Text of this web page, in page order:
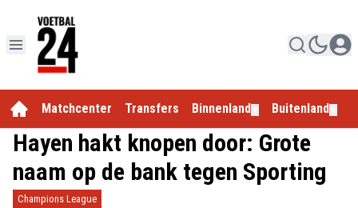
Matchcenter Transfers Binnenland Buitenland
Hayen hakt knopen door: Grote
naam op de bank tegen Sporting
Champions League